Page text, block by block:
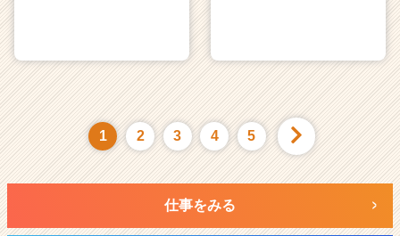
1 2 3 4 5
仕事をみる